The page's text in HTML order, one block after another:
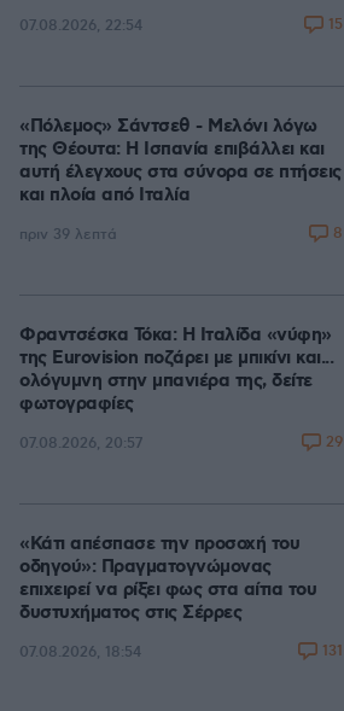
07.08.2026, 22:54 15
«Πόλεμος» Σάντσεθ - Μελόνι λόγω
της Θέουτα: Η Ισπανία επιβάλλει και
αυτή έλεγχους στα σύνορα σε πτήσεις
και πλοία από Ιταλία
πριν 39 λεπτά 8
Φραντσέσκα Τόκα: Η Ιταλίδα «νύφη»
της Eurovision ποζάρει με μπικίνι και...
ολόγυμνη στην μπανιέρα της, δείτε
φωτογραφίες
07.08.2026, 20:57 29
«Κάτι απέσπασε την προσοχή του
οδηγού»: Πραγματογνώμονας
επιχειρεί να ρίξει φως στα αίτια του
δυστυχήματος στις Σέρρες
07.08.2026, 18:54 131